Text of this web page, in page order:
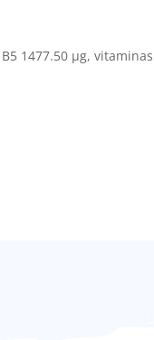
1477.50 µg,